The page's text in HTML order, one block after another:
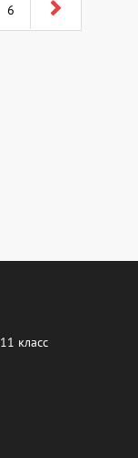
6
11 класс